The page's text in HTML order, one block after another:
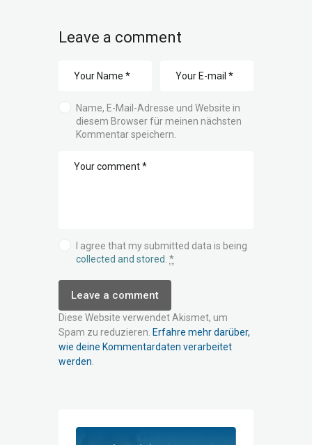
Leave a comment
Name, E-Mail-Adresse und Website in
diesem Browser für meinen nächsten
Kommentar speichern.
I agree that my submitted data is being
collected and stored *
Diese Website verwendet Akismet, um
Spam zu reduzieren. Erfahre mehr darüber,
wie deine Kommentardaten verarbeitet
werden